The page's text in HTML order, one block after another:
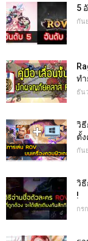
5
กัน
ทำ
ธัน
วิธี
ตั้
กัน
วิธี
!
กร